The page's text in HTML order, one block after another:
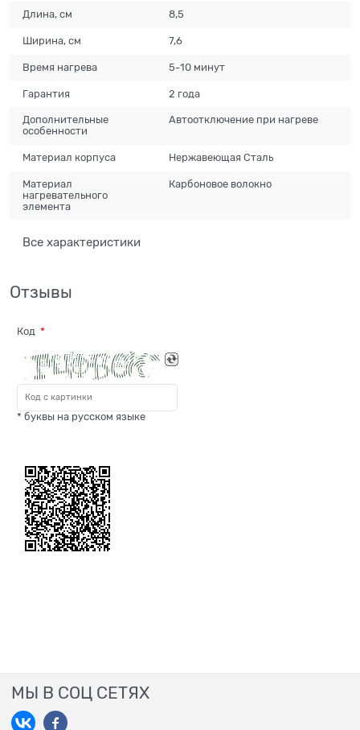
Длина, см 8,5
Ширина, см 7,6
Время нагрева 5-10 минут
Гарантия 2 года
Дополнительные
особенности
Автоотключение при нагреве
Материал корпуса Нержавеющая Сталь
Материал
нагревательного
элемента
Карбоновое волокно
Все характеристики
Отзывы
Код
* буквы на русском языке
МЫ В СОЦ СЕТЯХ